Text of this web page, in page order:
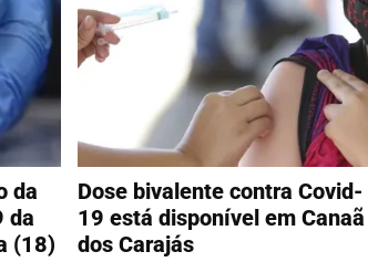
da
da
(18)
Dose bivalente contra Covid-
19 está disponível em Canaã
dos Carajás